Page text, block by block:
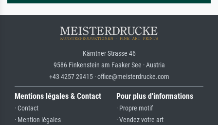
Kärntner Strasse 46
9586 Finkenstein am Faaker See · Austria
+43 4257 29415 · office@meisterdrucke.com
Mentions légales & Contact
· Contact
· Mention légales
Pour plus d'informations
· Propre motif
· Vendez votre art